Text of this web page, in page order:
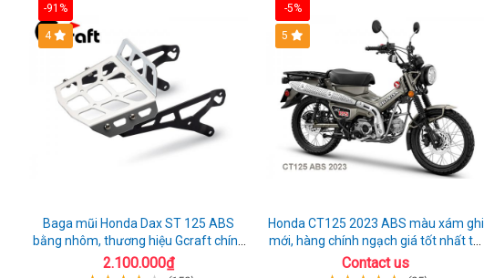
đỏ
mới
-91%
4
Baga mũi Honda Dax ST 125 ABS
bằng nhôm, thương hiệu Gcraft chính
hãng
2.100.000₫
-5%
5
Honda CT125 2023 ABS màu xám ghi
mới, hàng chính ngạch giá tốt nhất thị
trường
Contact us